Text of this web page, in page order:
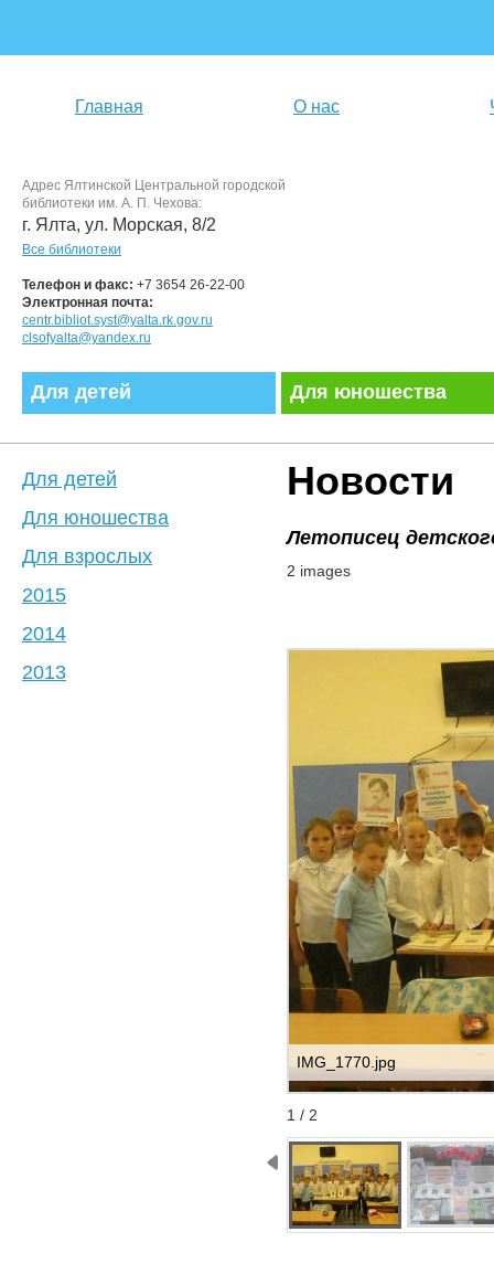
Главная О нас
Адрес Ялтинской Центральной городской
библиотеки им. А. П. Чехова:
г. Ялта, ул. Морская, 8/2
Все библиотеки
Телефон и факс: +7 3654 26-22-00
Электронная почта:
centr.bibliot.syst@yalta.rk.gov.ru
clsofyalta@yandex.ru
Для детей Для юношества
Новости
Летописец
2 images
IMG_1770.jpg
1 / 2
StartStop
Для детей
Для юношества
Для взрослых
2015
2014
2013